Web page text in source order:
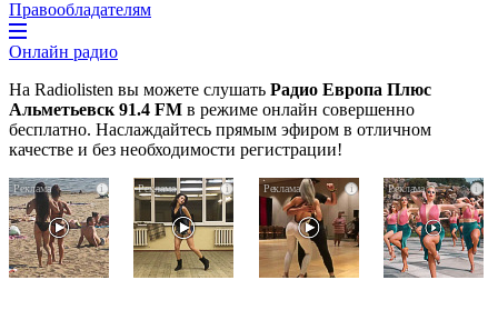
Правообладателям
Онлайн радио
На Radiolisten вы можете слушать Радио Европа Плюс
Альметьевск 91.4 FM в режиме онлайн совершенно
бесплатно. Наслаждайтесь прямым эфиром в отличном
качестве и без необходимости регистрации!
i
Скрытая
камера
пляже
Крыма:
i
Ролик
Омска:
вы
i
Ролик
длится
пару
секунд,
но
i